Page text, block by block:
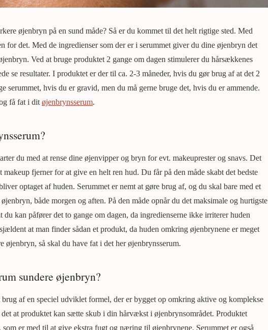
øjenbryn på en sund måde? Så er du kommet til det helt rigtige sted. Med
for det. Med de ingredienser som der er i serummet giver du dine øjenbryn det
Ved at bruge produktet 2 gange om dagen stimulerer du hårsækkenes
se resultater. I produktet er der til ca. 2-3 måneder, hvis du gør brug af at det 2
serummet, hvis du er gravid, men du må gerne bruge det, hvis du er ammende.
få fat i ditøjenbrynsserum.
du med at rense dine øjenvipper og bryn for evt. makeuprester og snavs. Det
fjerner for at give en helt ren hud. Du får på den måde skabt det bedste
optaget af huden. Serummet er nemt at gøre brug af, og du skal bare med et
både morgen og aften. På den måde opnår du det maksimale og hurtigste
du kan påfører det to gange om dagen, da ingredienserne ikke irriterer huden
at man finder sådan et produkt, da huden omkring øjenbrynene er meget
så skal du have fat i det her øjenbrynsserum.
sundere øjenbryn?
af en speciel udviklet formel, der er bygget op omkring aktive og komplekse
at produktet kan sætte skub i din hårvækst i øjenbrynsområdet. Produktet
er med til at give ekstra fugt og næring til øjenbrynene. Serummet er også